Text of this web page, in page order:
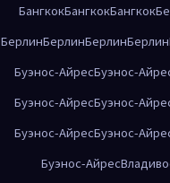
БангкокБангкокБангкок
БерлинБерлинБерлинБерлин
Буэнос-АйресБуэнос-
Буэнос-АйресБуэнос-
Буэнос-АйресБуэнос-
Буэнос-Айрес